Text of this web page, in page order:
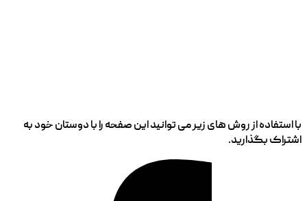
با استفاده از روش های زیر می توانید این صفحه را با دوستان خود به
اشتراک بگذارید.